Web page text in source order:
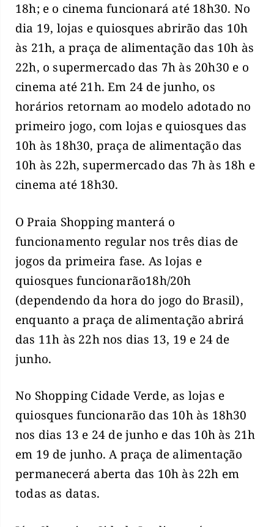
18h; e o cinema funcionará até 18h30. No
dia 19, lojas e quiosques abrirão das 10h
às 21h, a praça de alimentação das 10h às
22h, o supermercado das 7h às 20h30 e o
cinema até 21h. Em 24 de junho, os
horários retornam ao modelo adotado no
primeiro jogo, com lojas e quiosques das
10h às 18h30, praça de alimentação das
10h às 22h, supermercado das 7h às 18h e
cinema até 18h30.
O Praia Shopping manterá o
funcionamento regular nos três dias de
jogos da primeira fase. As lojas e
quiosques funcionarão18h/20h
(dependendo da hora do jogo do Brasil),
enquanto a praça de alimentação abrirá
das 11h às 22h nos dias 13, 19 e 24 de
junho.
No Shopping Cidade Verde, as lojas e
quiosques funcionarão das 10h às 18h30
nos dias 13 e 24 de junho e das 10h às 21h
em 19 de junho. A praça de alimentação
permanecerá aberta das 10h às 22h em
todas as datas.